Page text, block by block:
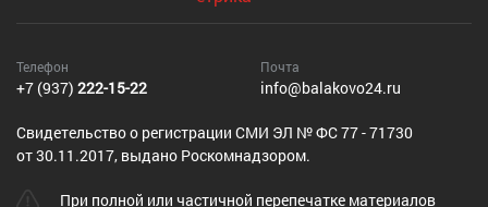
Телефон
+7 (937) 222-15-22
Почта
info@balakovo24.ru
Cвидетельство о регистрации СМИ ЭЛ № ФС 77 - 71730
от 30.11.2017, выдано Роскомнадзором.
При полной или частичной перепечатке материалов